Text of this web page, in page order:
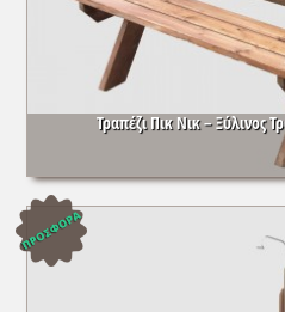
Τραπέζι Πικ Νικ – Ξύλινος